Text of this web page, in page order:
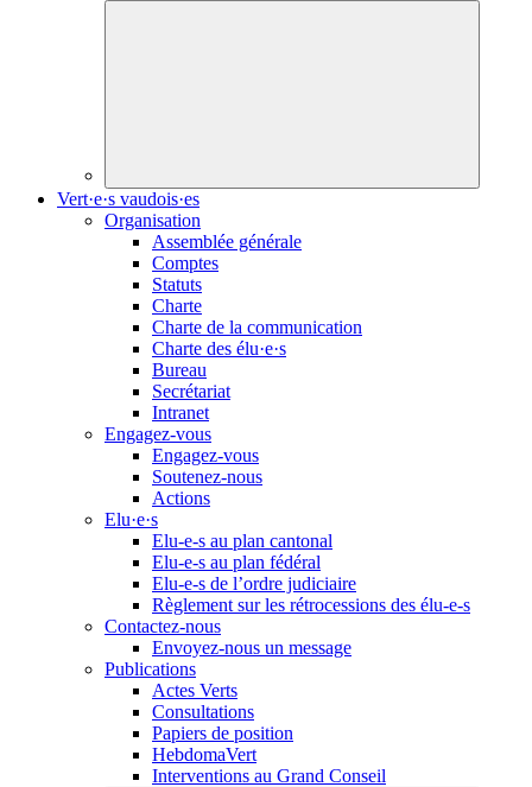
Vert·e·s vaudois·es
Organisation
Assemblée générale
Comptes
Statuts
Charte
Charte de la communication
Charte des élu·e·s
Bureau
Secrétariat
Intranet
Engagez-vous
Engagez-vous
Soutenez-nous
Actions
Elu·e·s
Elu-e-s au plan cantonal
Elu-e-s au plan fédéral
Elu-e-s de l’ordre judiciaire
Règlement sur les rétrocessions des élu-e-s
Contactez-nous
Envoyez-nous un message
Publications
Actes Verts
Consultations
Papiers de position
HebdomaVert
Interventions au Grand Conseil